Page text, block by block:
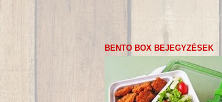
BENTO BOX BEJEGYZÉSEK